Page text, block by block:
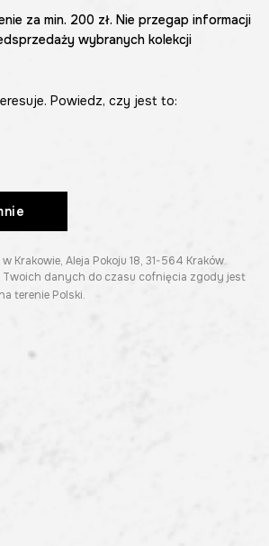
za min. 200 zł. Nie przegap informacji
wybranych kolekcji
Powiedz, czy jest to:
Aleja Pokoju 18, 31-564 Kraków.
Twoich danych do czasu cofnięcia zgody jest
terenie Polski.